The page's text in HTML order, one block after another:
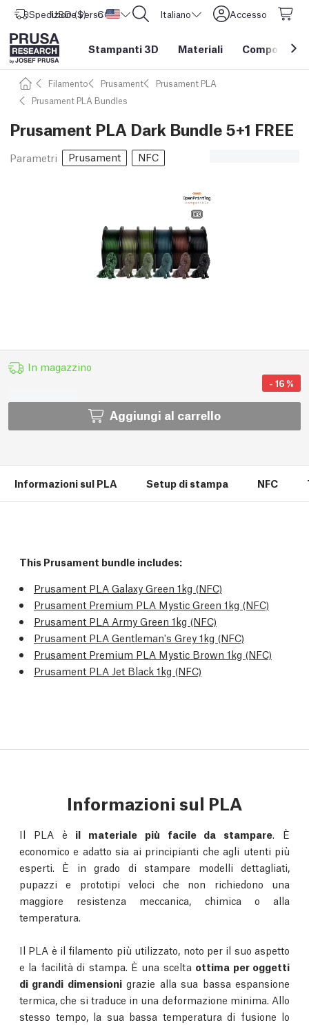
Spedizione verso Stati Uniti d'America
USD ($) CORE One L: Ora disponibile! Italiano Accesso
Stampanti 3D Materiali Componenti
Filamento Prusament
Prusament PLA
Prusament PLA Bundles
Prusament PLA Dark Bundle 5+1 FREE
Parametri Prusament NFC
In magazzino
- 16%
Aggiungi al carrello
Informazioni sul PLA Setup di stampa NFC
This Prusament bundle includes:
Prusament PLA Galaxy Green 1kg (NFC)
Prusament Premium PLA Mystic Green 1kg (NFC)
Prusament PLA Army Green 1kg (NFC)
Prusament PLA Gentleman's Grey 1kg (NFC)
Prusament Premium PLA Mystic Brown 1kg (NFC)
Prusament PLA Jet Black 1kg (NFC)
Informazioni sul PLA
Il PLA è il materiale più facile da stampare. È
economico e adatto sia ai principianti che agli utenti più
esperti. È in grado di stampare modelli dettagliati,
pupazzi e prototipi veloci che non richiedono una
maggiore resistenza meccanica, chimica o alla
temperatura.
Il PLA è il filamento più utilizzato, noto per il suo aspetto
e la facilità di stampa. È una scelta ottima per oggetti
di grandi dimensionigrazie alla sua bassa espansione
termica, che si traduce in una deformazione minima. Allo
stesso tempo, la sua bassa temperatura di fusione lo